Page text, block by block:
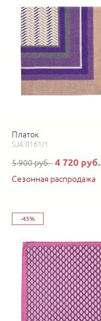
Платок
SJA 0161/1
5 900 руб.4 720 руб.
Сезонная распродажа
-45%